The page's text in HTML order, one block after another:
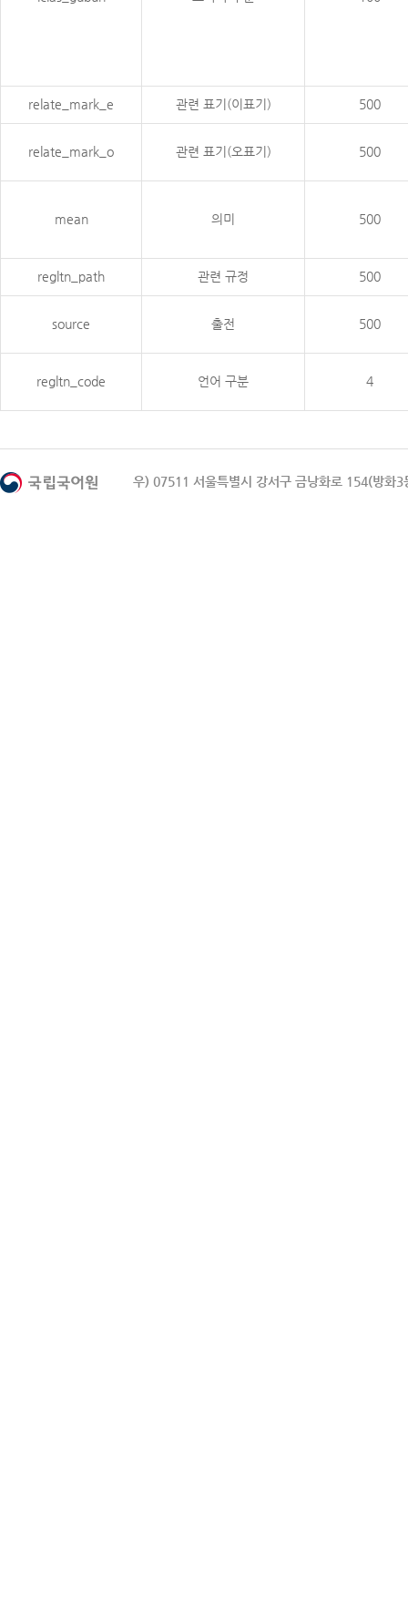
relate_mark_e 관련 표기(이표기) 500
relate_mark_o 관련 표기(오표기) 500
mean 의미 500
regltn_path 관련 규정 500
source 출전 500
regltn_code 언어 구분 4
우) 07511 서울특별시 강서구 금낭화로 154(방화3